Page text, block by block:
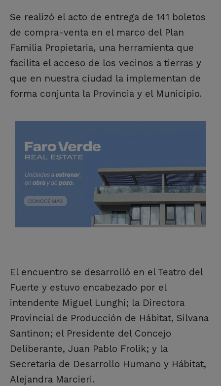
Se realizó el acto de entrega de 141 boletos
de compra-venta en el marco del Plan
Familia Propietaria, una herramienta que
facilita el acceso de los vecinos a tierras y
que en nuestra ciudad la implementan de
forma conjunta la Provincia y el Municipio.
El encuentro se desarrolló en el Teatro del
Fuerte y estuvo encabezado por el
intendente Miguel Lunghi; la Directora
Provincial de Producción de Hábitat, Silvana
Santinon; el Presidente del Concejo
Deliberante, Juan Pablo Frolik; y la
Secretaria de Desarrollo Humano y Hábitat,
Alejandra Marcieri.